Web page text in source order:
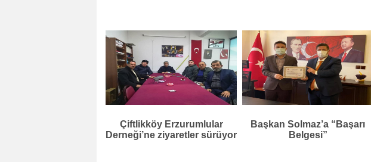
Çiftlikköy Erzurumlular
Derneği’ne ziyaretler sürüyor
Başkan Solmaz’a “Başarı
Belgesi”